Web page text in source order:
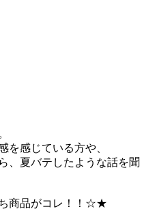
を感じている方や、
、夏バテしたような話を聞
商品がコレ！！☆★